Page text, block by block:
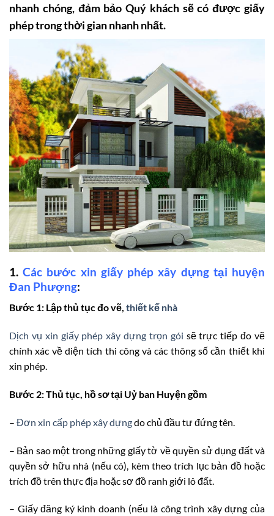
nhanh chóng, đảm bảo Quý khách sẽ có được giấy
phép trong thời gian nhanh nhất.
1.Các bước xin giấy phép xây dựng tại huyện
Đan Phượng:
Bước 1: Lập thủ tục đo vẽ, thiết kế nhà
Dịch vụ xin giấy phép xây dựng trọn gói sẽ trực tiếp đo vẽ
chính xác về diện tích thi công và các thông số cần thiết khi
xin phép.
Bước 2: Thủ tục, hồ sơ tại Uỷ ban Huyện gồm
– Đơn xin cấp phép xây dựngdo chủ đầu tư đứng tên.
– Bản sao một trong những giấy tờ về quyền sử dụng đất và
quyền sở hữu nhà (nếu có), kèm theo trích lục bản đồ hoặc
trích đồ trên thực địa hoặc sơ đồ ranh giới lô đất.
– Giấy đăng ký kinh doanh (nếu là công trình xây dựng của